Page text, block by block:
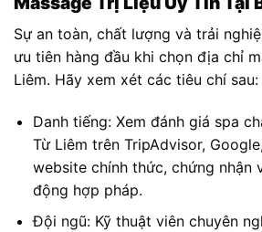
Sự an toàn, chất lượng và trải
ưu tiên hàng đầu khi chọn địa chỉ
Liêm. Hãy xem xét các tiêu chí sau:
Danh tiếng: Xem đánh giá spa
Từ Liêm trên TripAdvisor,
website chính thức, chứng nhận
động hợp pháp.
Đội ngũ: Kỹ thuật viên chuyên